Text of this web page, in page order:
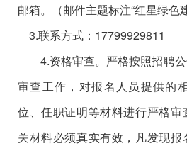
邮箱。（邮件主题标注“红星绿色
3.联系方式：17799929811
4.资格审查。严格按照招聘
审查工作，对报名人员提供的
位、任职证明等材料进行严格
关材料必须真实有效，凡发现